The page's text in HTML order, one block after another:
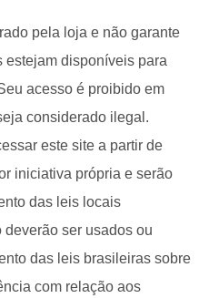
pela loja e não garante
estejam disponíveis para
acesso é proibido em
considerado ilegal.
este site a partir de
iniciativa própria e serão
das leis locais
ser usados ou
das leis brasileiras sobre
com relação aos